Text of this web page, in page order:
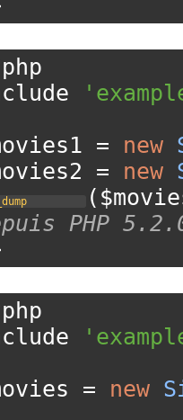
php
= new
= new
(
PHP
php
= new